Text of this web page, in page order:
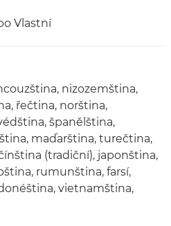
Vlastní
nizozemština,
řečtina, norština,
španělština,
maďarština, turečtina,
(tradiční), japonština,
rumunština, farsí,
vietnamština,